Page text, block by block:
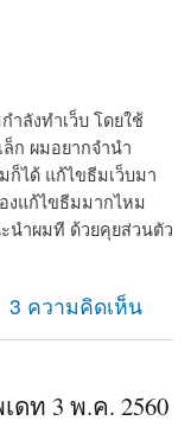
ลังทำเว็บ โดยใช้
ก ผมอยากจำนำ
ก็ได้ แก้ไขธีมเว็บมา
งแก้ไขธีมมากไหม
นำผมที ด้วยคุยส่วนตัว
3 ความคิดเห็น
ดท 3 พ.ค. 2560